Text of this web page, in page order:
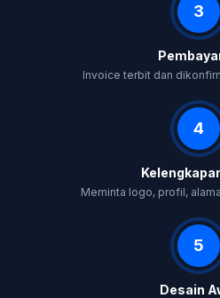
3
Invoice terbit dan
4
Meminta logo, profil,
5
Desain